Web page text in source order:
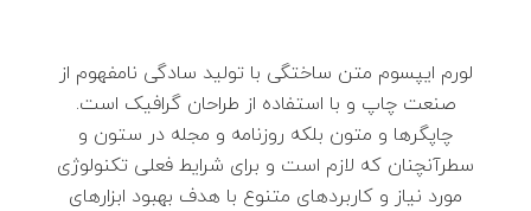
لورم ایپسوم متن ساختگی با تولید سادگی نامفهوم از
صنعت چاپ و با استفاده از طراحان گرافیک است.
چاپگرها و متون بلکه روزنامه و مجله در ستون و
سطرآنچنان که لازم است و برای شرایط فعلی تکنولوژی
مورد نیاز و کاربردهای متنوع با هدف بهبود ابزارهای